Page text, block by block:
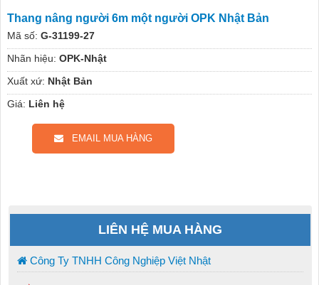
Thang nâng người 6m một người OPK Nhật Bản
Mã số: G-31199-27
Nhãn hiệu: OPK-Nhật
Xuất xứ: Nhật Bản
Giá: Liên hệ
EMAIL MUA HÀNG
LIÊN HỆ MUA HÀNG
Công Ty TNHH Công Nghiệp Việt Nhật